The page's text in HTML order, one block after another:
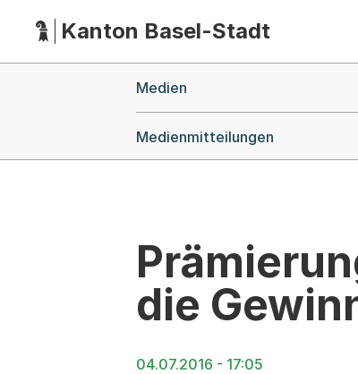
HauptnavigationKanton Basel-Stadt
Medien
Medienmitteilungen
die
04.07.2016 - 17:05